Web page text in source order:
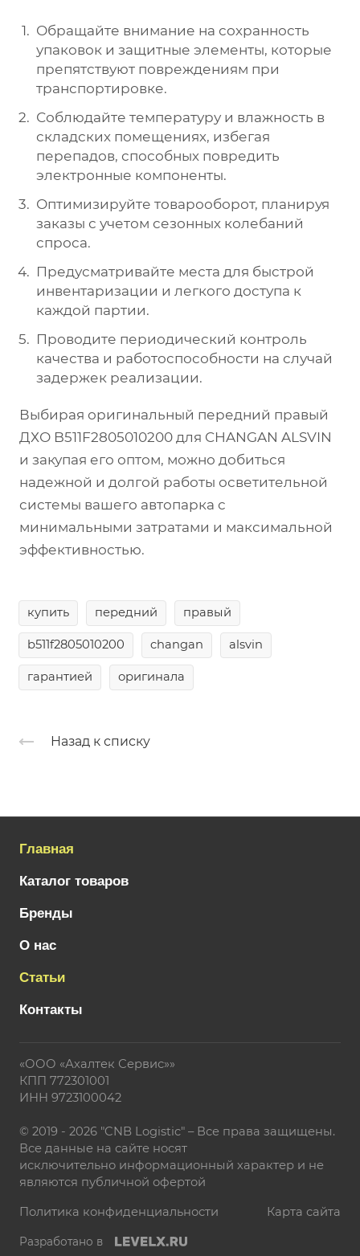
Обращайте внимание на сохранность
упаковок и защитные элементы, которые
препятствуют повреждениям при
транспортировке.
Соблюдайте температуру и влажность в
складских помещениях, избегая
перепадов, способных повредить
электронные компоненты.
Оптимизируйте товарооборот, планируя
заказы с учетом сезонных колебаний
спроса.
Предусматривайте места для быстрой
инвентаризации и легкого доступа к
каждой партии.
Проводите периодический контроль
качества и работоспособности на случай
задержек реализации.
Выбирая оригинальный передний правый
ДХО B511F2805010200 для CHANGAN ALSVIN
и закупая его оптом, можно добиться
надежной и долгой работы осветительной
системы вашего автопарка с
минимальными затратами и максимальной
эффективностью.
купить передний правый
b511f2805010200 changan alsvin
гарантией оригинала
Назад к списку
Главная
Каталог товаров
Бренды
О нас
Статьи
Контакты
«ООО «Ахалтек Сервис»»
КПП 772301001
ИНН 9723100042
© 2019 - 2026 "CNB Logistic" – Все права защищены.
Все данные на сайте носят
исключительно информационный характер и не
являются публичной офертой
Политика конфиденциальности Карта сайта
Разработано в